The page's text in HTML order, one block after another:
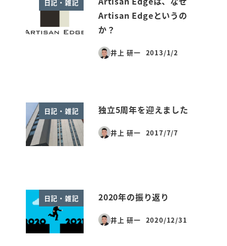
日記・雑記
Artisan Edgeというの
か？
井上 研一
投稿日
2013/1/2
日記・雑記 独立5周年を迎えました
井上 研一
投稿日
2017/7/7
日記・雑記 2020年の振り返り
井上 研一
投稿日
2020/12/31